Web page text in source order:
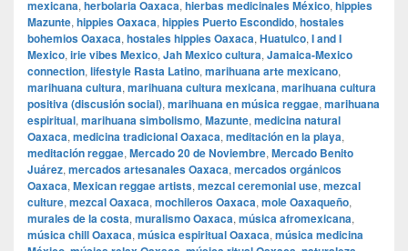
mexicana, herbolaria Oaxaca, hierbas medicinales México, hippies
Mazunte, hippies Oaxaca, hippies Puerto Escondido, hostales
bohemios Oaxaca, hostales hippies Oaxaca, Huatulco, I and I
Mexico, irie vibes Mexico, Jah Mexico cultura, Jamaica-Mexico
connection, lifestyle Rasta Latino, marihuana arte mexicano,
marihuana cultura, marihuana cultura mexicana, marihuana cultura
positiva (discusión social), marihuana en música reggae, marihuana
espiritual, marihuana simbolismo, Mazunte, medicina natural
Oaxaca, medicina tradicional Oaxaca, meditación en la playa,
meditación reggae, Mercado 20 de Noviembre, Mercado Benito
Juárez, mercados artesanales Oaxaca, mercados orgánicos
Oaxaca, Mexican reggae artists, mezcal ceremonial use, mezcal
culture, mezcal Oaxaca, mochileros Oaxaca, mole Oaxaqueño,
murales de la costa, muralismo Oaxaca, música afromexicana,
música chill Oaxaca, música espiritual Oaxaca, música medicina